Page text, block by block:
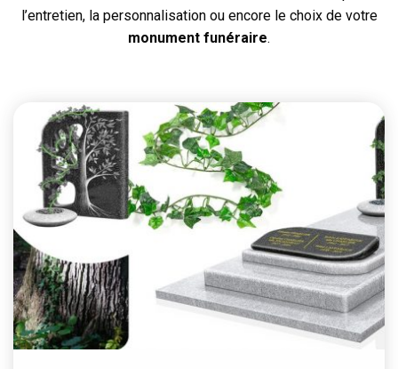
l’entretien, la personnalisation ou encore le choix de votre
monument funéraire.